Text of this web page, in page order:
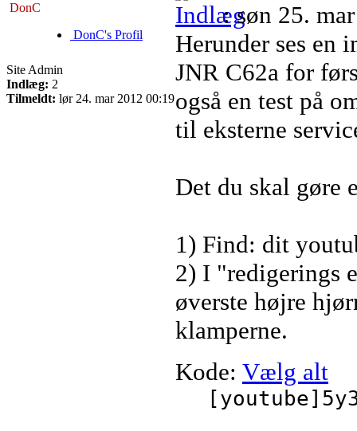
DonC
DonC's Profil
Site Admin
Indlæg: 2
Tilmeldt: lør 24. mar 2012 00:19
: søn 25.
Herunder ses en
JNR C62a for
også en test på
til eksterne
Det du skal gøre
1) Find: dit
2) I "redigerings
øverste højre
klamperne.
Kode: Vælg alt